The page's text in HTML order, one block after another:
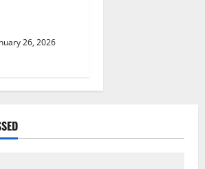
26, 2026